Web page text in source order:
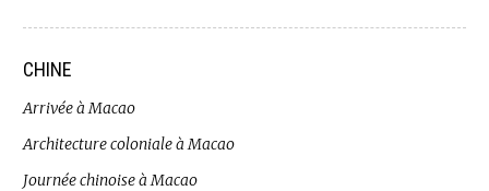
CHINE
Arrivée à Macao
Architecture coloniale à Macao
Journée chinoise à Macao